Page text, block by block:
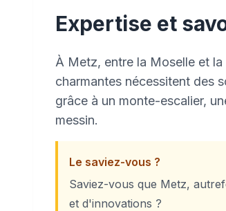
Expertise et
À Metz, entre la Moselle et
charmantes nécessitent des
grâce à un monte-escalier,
messin.
Le saviez-vous ?
Saviez-vous que Metz,
et d'innovations ?